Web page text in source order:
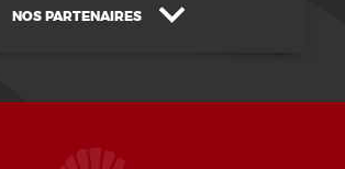
NOS PARTENAIRES